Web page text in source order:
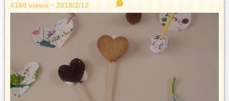
8160 views ･ 2018/2/12